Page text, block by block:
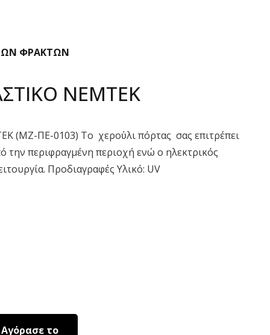
ΦΡΑΚΤΩΝ
ΝΕΜΤΕΚ
(ΜΖ-ΠΕ-0103) To χεροὐλι πόρτας σας επιτρέπει
την περιφραγμένη περιοχή ενώ ο ηλεκτρικός
Προδιαγραφές Υλικό: UV
Αγόρασε το